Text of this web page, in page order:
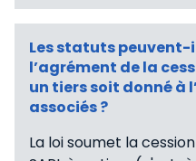
Les statuts peuvent-
l’agrément de la
un tiers soit donné à
associés ?
La loi soumet la